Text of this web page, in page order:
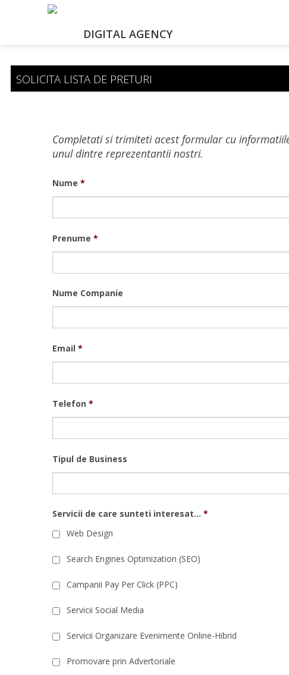
DIGITAL AGENCY
SOLICITA LISTA DE PRETURI
Completati si trimiteti acest formular cu
unul dintre reprezentantii nostri.
Nume *
Prenume *
Nume Companie
Email *
Telefon *
Tipul de Business
Servicii de care sunteti interesat... *
Web Design
Search Engines Optimization (SEO)
Campanii Pay Per Click (PPC)
Servicii Social Media
Servicii Organizare Evenimente Online-Hibrid
Promovare prin Advertoriale